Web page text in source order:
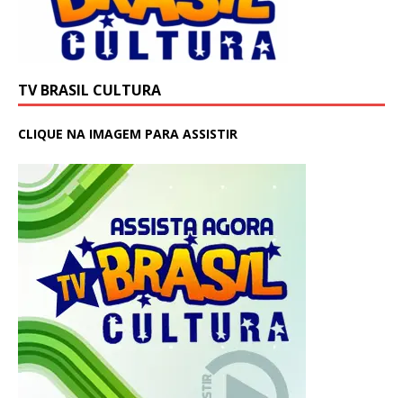
TV BRASIL CULTURA
CLIQUE NA IMAGEM PARA ASSISTIR